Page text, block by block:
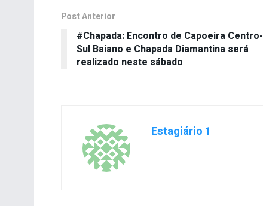
Post Anterior
#Chapada: Encontro de Capoeira Centro-
Sul Baiano e Chapada Diamantina será
realizado neste sábado
Estagiário 1